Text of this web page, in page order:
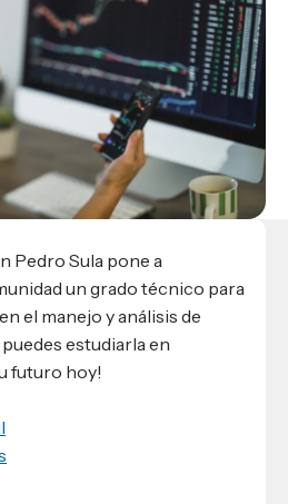
la Comunicación
la Salud
Negocios
DUX
San Pedro Sula,
y sostenibilidad
y Administrativos
de alumnos
RediEShn
artículo
Pedro Sula pone a
un grado técnico para
el manejo y análisis de
estudiarla en
futuro hoy!